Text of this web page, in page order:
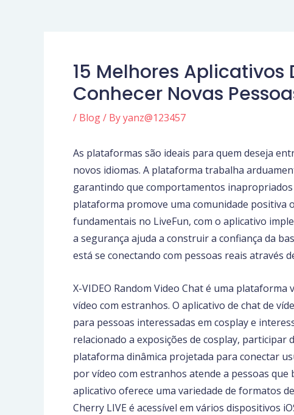
15 Melhores
Conhecer Novas
/ Blog/ Byyanz@123457
As plataformas são ideais para quem deseja
novos idiomas. A plataforma trabalha
garantindo que comportamentos
plataforma promove uma comunidade positiva
fundamentais no LiveFun, com o aplicativo
a segurança ajuda a construir a confiança da
está se conectando com pessoas reais através
X-VIDEO Random Video Chat é uma
vídeo com estranhos. O aplicativo de chat de
para pessoas interessadas em cosplay e
relacionado a exposições de cosplay, participar
plataforma dinâmica projetada para conectar
por vídeo com estranhos atende a pessoas que
aplicativo oferece uma variedade de formatos
Cherry LIVE é acessível em vários dispositivos